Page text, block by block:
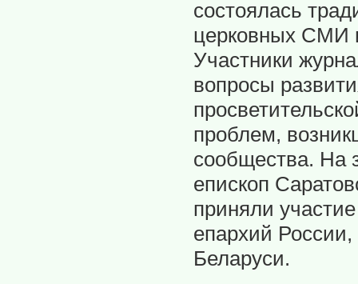
состоялась
церковных СМИ
Участники
вопросы
проблем,
сообщества. На
епископ
приняли
епархий
Беларуси.